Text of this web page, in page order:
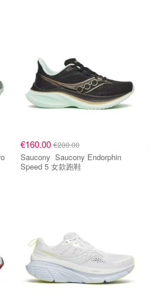
€160.00€200.00
Saucony Saucony Endorphin
Speed 5 女款跑鞋